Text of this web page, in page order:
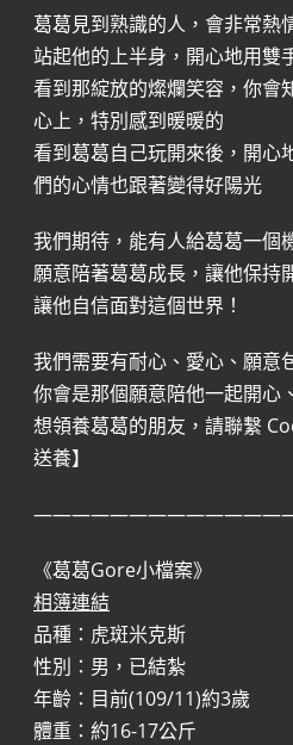
葛葛見到熟識的人，會非常熱
站起他的上半身，開心地用雙
看到那綻放的燦爛笑容，你會
心上，特別感到暖暖的
看到葛葛自己玩開來後，開心
們的心情也跟著變得好陽光
我們期待，能有人給葛葛一個
願意陪著葛葛成長，讓他保持
讓他自信面對這個世界！
我們需要有耐心、愛心、願意
你會是那個願意陪他一起開心
想領養葛葛的朋友，請聯繫
送養】
《葛葛Gore小檔案》
相簿連結
品種：虎斑米克斯
性別：男，已結紮
年齡：目前(109/11)約3歲
體重：約16-17公斤